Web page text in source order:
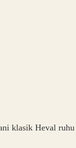
klasik Heval ruhu